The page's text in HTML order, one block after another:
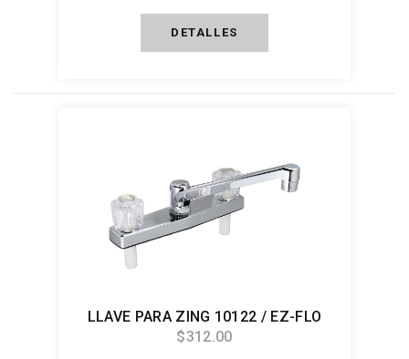
DETALLES
LLAVE PARA ZING 10122 / EZ-FLO
$312.00